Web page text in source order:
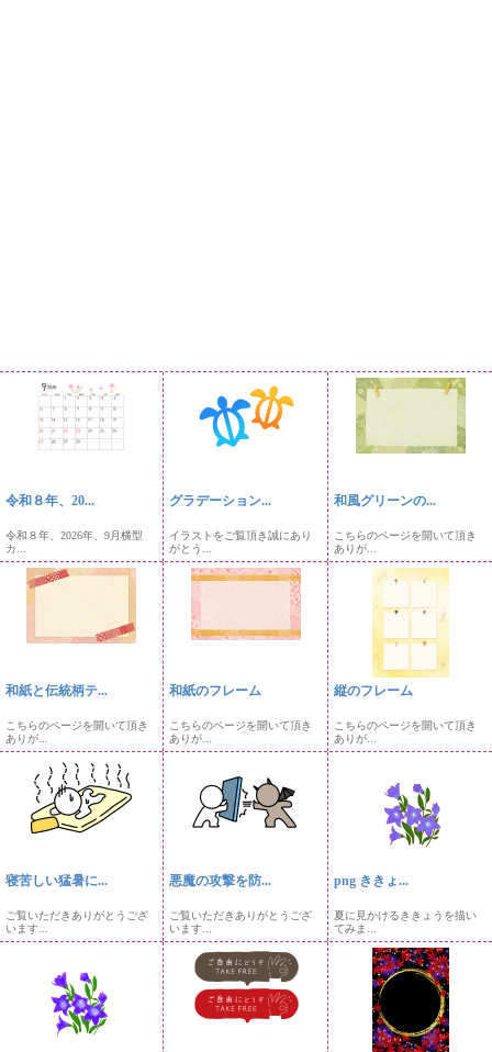
令和８年、20...
令和８年、2026年、9月横型
カ...
グラデーション...
イラストをご覧頂き誠にあり
がとう...
和風グリーンの...
こちらのページを開いて頂き
ありが...
和紙と伝統柄テ...
こちらのページを開いて頂き
ありが...
和紙のフレーム
こちらのページを開いて頂き
ありが...
縦のフレーム
こちらのページを開いて頂き
ありが...
寝苦しい猛暑に...
ご覧いただきありがとうござ
います...
悪魔の攻撃を防...
ご覧いただきありがとうござ
います...
png ききょ...
夏に見かけるききょうを描い
てみま...